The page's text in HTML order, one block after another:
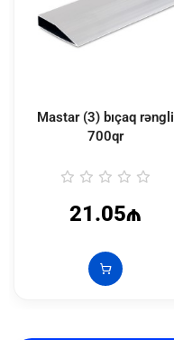
Mastar (3) bıçaq rəngli
700qr
21.05₼